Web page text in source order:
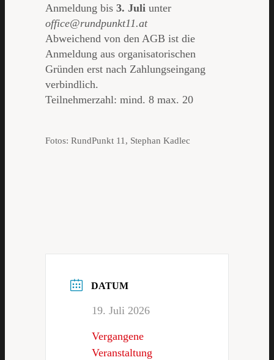
Anmeldung bis 3. Juli unter
office@rundpunkt11.at
Abweichend von den AGB ist die
Anmeldung aus organisatorischen
Gründen erst nach Zahlungseingang
verbindlich.
Teilnehmerzahl: mind. 8 max. 20
Fotos: RundPunkt 11, Stephan Kadlec
DATUM
19. Juli 2026
Vergangene
Veranstaltung